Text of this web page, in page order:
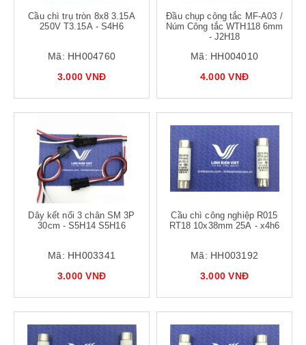
Cầu chì trụ tròn 8x8 3.15A
250V T3.15A - S4H6
Mã: HH004760
3.000 VNĐ
Đầu chụp công tắc MF-A03 /
Núm Công tắc WTH118 6mm
- J2H18
Mã: HH004010
4.000 VNĐ
Dây kết nối 3 chân SM 3P
30cm - S5H14 S5H16
Mã: HH003341
3.000 VNĐ
Cầu chì công nghiệp R015
RT18 10x38mm 25A - x4h6
Mã: HH003192
3.000 VNĐ